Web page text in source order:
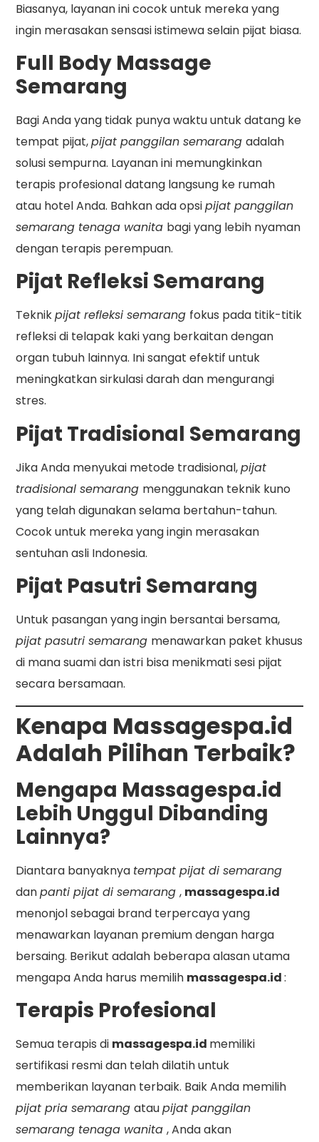
Biasanya, layanan ini cocok untuk mereka yang
ingin merasakan sensasi istimewa selain pijat biasa.
Full Body Massage
Semarang
Bagi Anda yang tidak punya waktu untuk datang ke
tempat pijat,pijat panggilan semarangadalah
solusi sempurna. Layanan ini memungkinkan
terapis profesional datang langsung ke rumah
atau hotel Anda. Bahkan ada opsipijat panggilan
semarang tenaga wanita bagi yang lebih nyaman
dengan terapis perempuan.
Pijat Refleksi Semarang
Teknikpijat refleksi semarang fokus pada titik-titik
refleksi di telapak kaki yang berkaitan dengan
organ tubuh lainnya. Ini sangat efektif untuk
meningkatkan sirkulasi darah dan mengurangi
stres.
Pijat Tradisional Semarang
Jika Anda menyukai metode tradisional,pijat
tradisional semarang menggunakan teknik kuno
yang telah digunakan selama bertahun-tahun.
Cocok untuk mereka yang ingin merasakan
sentuhan asli Indonesia.
Pijat Pasutri Semarang
Untuk pasangan yang ingin bersantai bersama,
pijat pasutri semarang menawarkan paket khusus
di mana suami dan istri bisa menikmati sesi pijat
secara bersamaan.
Kenapa Massagespa.id
Adalah Pilihan Terbaik?
Mengapa Massagespa.id
Lebih Unggul Dibanding
Lainnya?
Diantara banyaknya tempat pijat di semarang
danpanti pijat di semarang, massagespa.id
menonjol sebagai brand terpercaya yang
menawarkan layanan premium dengan harga
bersaing. Berikut adalah beberapa alasan utama
mengapa Anda harus memilih massagespa.id:
Terapis Profesional
Semua terapis di massagespa.id memiliki
sertifikasi resmi dan telah dilatih untuk
memberikan layanan terbaik. Baik Anda memilih
pijat pria semarangataupijat panggilan
semarang tenaga wanita, Anda akan